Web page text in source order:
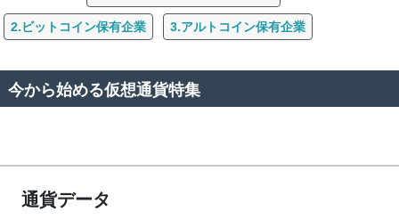
2.ビットコイン保有企業 3.アルトコイン保有企業
今から始める仮想通貨特集
通貨データ